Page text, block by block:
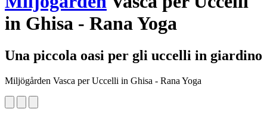
in Ghisa - Rana Yoga
Una piccola oasi per gli uccelli in giardino
Miljögården Vasca per Uccelli in Ghisa - Rana Yoga